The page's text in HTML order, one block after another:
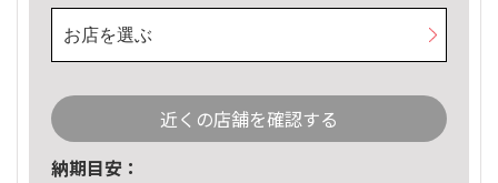
お店を選ぶ
近くの店舗を確認する
納期目安：